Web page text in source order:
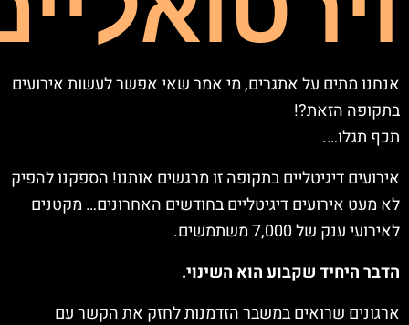
אנחנו מתים על אתגרים, מי אמר שאי אפשר לעשות אירועים
בתקופה הזאת?!
תכף תגלו….
אירועים דיגיטליים בתקופה זו מרגשים אותנו! הספקנו להפיק
לא מעט אירועים דיגיטליים בחודשים האחרונים… מקטנים
לאירועי ענק של 7,000 משתמשים.
הדבר היחיד שקבוע הוא השינוי.
ארגונים שרואים במשבר הזדמנות לחזק את הקשר עם